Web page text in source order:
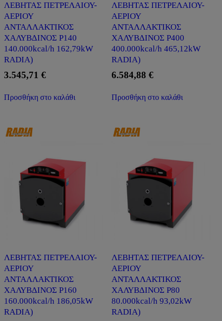
ΛΕΒΗΤΑΣ ΠΕΤΡΕΛΑΙΟΥ-
ΑΕΡΙΟΥ
ΑΝΤΑΛΛΑΚΤΙΚΟΣ
ΧΑΛΥΒΔΙΝΟΣ P140
140.000kcal/h 162,79kW
RADIA)
3.545,71 €
Προσθήκη στο καλάθι
ΛΕΒΗΤΑΣ ΠΕΤΡΕΛΑΙΟΥ-
ΑΕΡΙΟΥ
ΑΝΤΑΛΛΑΚΤΙΚΟΣ
ΧΑΛΥΒΔΙΝΟΣ P400
400.000kcal/h 465,12kW
RADIA)
6.584,88 €
Προσθήκη στο καλάθι
ΛΕΒΗΤΑΣ ΠΕΤΡΕΛΑΙΟΥ-
ΑΕΡΙΟΥ
ΑΝΤΑΛΛΑΚΤΙΚΟΣ
ΧΑΛΥΒΔΙΝΟΣ P160
160.000kcal/h 186,05kW
RADIA)
ΛΕΒΗΤΑΣ ΠΕΤΡΕΛΑΙΟΥ-
ΑΕΡΙΟΥ
ΑΝΤΑΛΛΑΚΤΙΚΟΣ
ΧΑΛΥΒΔΙΝΟΣ P80
80.000kcal/h 93,02kW
RADIA)